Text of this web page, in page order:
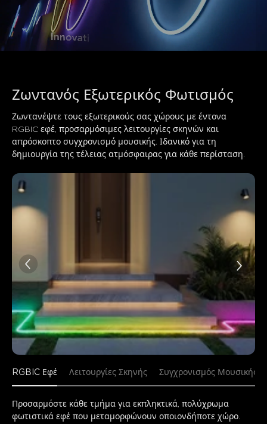
Ζωντανός Εξωτερικός Φωτισμός
Ζωντανέψτε τους εξωτερικούς σας χώρους με έντονα
RGBIC εφέ, προσαρμόσιμες λειτουργίες σκηνών και
απρόσκοπτο συγχρονισμό μουσικής. Ιδανικό για τη
δημιουργία της τέλειας ατμόσφαιρας για κάθε περίσταση.
RGBIC Εφέ Λειτουργίες Σκηνής Συγχρονισμός Μουσικής
Προσαρμόστε κάθε τμήμα για εκπληκτικά, πολύχρωμα
φωτιστικά εφέ που μεταμορφώνουν οποιονδήποτε χώρο.
Τι λένε οι πελάτες
Quality App control Installation Brightness
Δημιουργήθηκε από AI από το κείμενο των κριτικών